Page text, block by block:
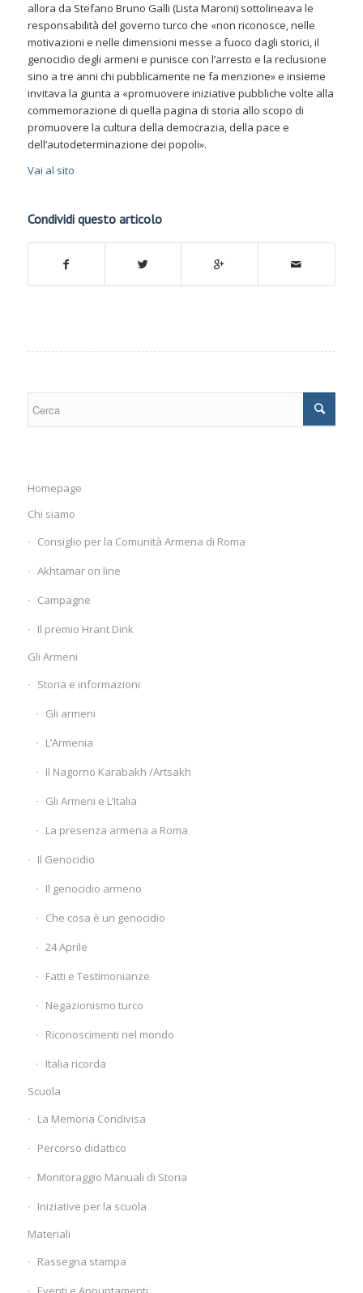
allora da Stefano Bruno Galli (Lista Maroni) sottolineava le
responsabilità del governo turco che «non riconosce, nelle
motivazioni e nelle dimensioni messe a fuoco dagli storici, il
genocidio degli armeni e punisce con l’arresto e la reclusione
sino a tre anni chi pubblicamente ne fa menzione» e insieme
invitava la giunta a «promuovere iniziative pubbliche volte alla
commemorazione di quella pagina di storia allo scopo di
promuovere la cultura della democrazia, della pace e
dell’autodeterminazione dei popoli».
Vai al sito
Condividi questo articolo
Homepage
Chi siamo
Consiglio per la Comunità Armena di Roma
Akhtamar on line
Campagne
Il premio Hrant Dink
Gli Armeni
Storia e informazioni
Gli armeni
L’Armenia
Il Nagorno Karabakh /Artsakh
Gli Armeni e L’Italia
La presenza armena a Roma
Il Genocidio
Il genocidio armeno
Che cosa è un genocidio
24 Aprile
Fatti e Testimonianze
Negazionismo turco
Riconoscimenti nel mondo
Italia ricorda
Scuola
La Memoria Condivisa
Percorso didattico
Monitoraggio Manuali di Storia
Iniziative per la scuola
Materiali
Rassegna stampa